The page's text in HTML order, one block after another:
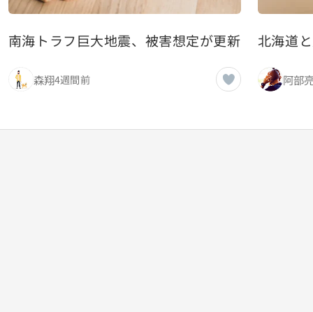
南海トラフ巨大地震、被害想定が更新されるた
森翔4週間前
北海道
阿部